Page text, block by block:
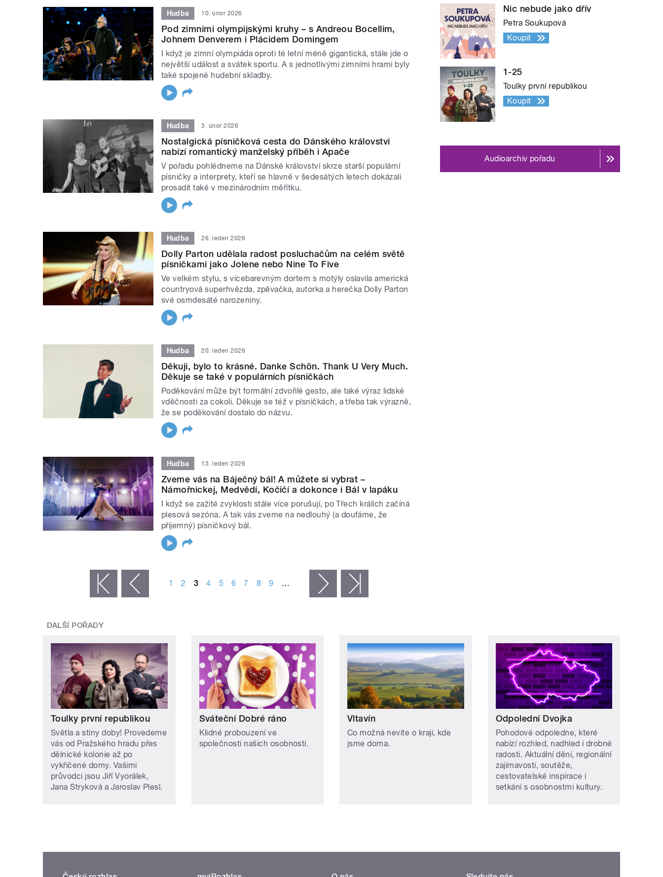
Hudba 10. únor 2026
Pod zimními olympijskými kruhy – s Andreou Bocellim,
Johnem Denverem i Plácidem Domingem
I když je zimní olympiáda oproti té letní méně gigantická, stále jde o
největší událost a svátek sportu. A s jednotlivými zimními hrami byly
také spojené hudební skladby.
Hudba 3. únor 2026
Nostalgická písničková cesta do Dánského království
nabízí romantický manželský příběh i Apače
V pořadu pohlédneme na Dánské království skrze starší populární
písničky a interprety, kteří se hlavně v šedesátých letech dokázali
prosadit také v mezinárodním měřítku.
Hudba 26. leden 2026
Dolly Parton udělala radost posluchačům na celém světě
písničkami jako Jolene nebo Nine To Five
Ve velkém stylu, s vícebarevným dortem s motýly oslavila americká
countryová superhvězda, zpěvačka, autorka a herečka Dolly Parton
své osmdesáté narozeniny.
Hudba 20. leden 2026
Děkuji, bylo to krásné. Danke Schön. Thank U Very Much.
Děkuje se také v populárních písničkách
Poděkování může být formální zdvořilé gesto, ale také výraz lidské
vděčnosti za cokoli. Děkuje se též v písničkách, a třeba tak výrazně,
že se poděkování dostalo do názvu.
Hudba 13. leden 2026
Zveme vás na Báječný bál! A můžete si vybrat –
Námořnickej, Medvědí, Kočičí a dokonce i Bál v lapáku
I když se zažité zvyklosti stále více porušují, po Třech králích začíná
plesová sezóna. A tak vás zveme na nedlouhý (a doufáme, že
příjemný) písničkový bál.
‹ předchozí 1 2 3 4 5 6 7 8 9 … následující ›
Nic nebude jako dřív
Petra Soukupová
Koupit
1-25
Toulky první republikou
Koupit
Audioarchiv pořadu
DALŠÍ POŘADY
Toulky první republikou
Světla a stíny doby! Provedeme
vás od Pražského hradu přes
dělnické kolonie až po
vykřičené domy. Vašimi
průvodci jsou Jiří Vyorálek,
Jana Stryková a Jaroslav Plesl.
Sváteční Dobré ráno
Klidné probouzení ve
společnosti našich osobností.
Vltavín
Co možná nevíte o kraji, kde
jsme doma.
Odpolední Dvojka
Pohodové odpoledne, které
nabízí rozhled, nadhled i drobné
radosti. Aktuální dění, regionální
zajímavosti, soutěže,
cestovatelské inspirace i
setkání s osobnostmi kultury.